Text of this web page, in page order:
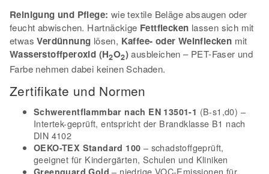
Reinigung und Pflege: wie textile Beläge absaugen oder
feucht abwischen. Hartnäckige Fettflecken lassen sich mit
etwasVerdünnung lösen, Kaffee- oder Weinflecken mit
Wasserstoffperoxid (H2O2)ausbleichen – PET-Faser und
Farbe nehmen dabei keinen Schaden.
Zertifikate und Normen
Schwerentflammbar nach EN 13501-1 (B-s1,d0) –
Intertek-geprüft, entspricht der Brandklasse B1 nach
DIN 4102
OEKO-TEX Standard 100 – schadstoffgeprüft,
geeignet für Kindergärten, Schulen und Kliniken
Greenguard Gold – niedrige VOC-Emissionen für